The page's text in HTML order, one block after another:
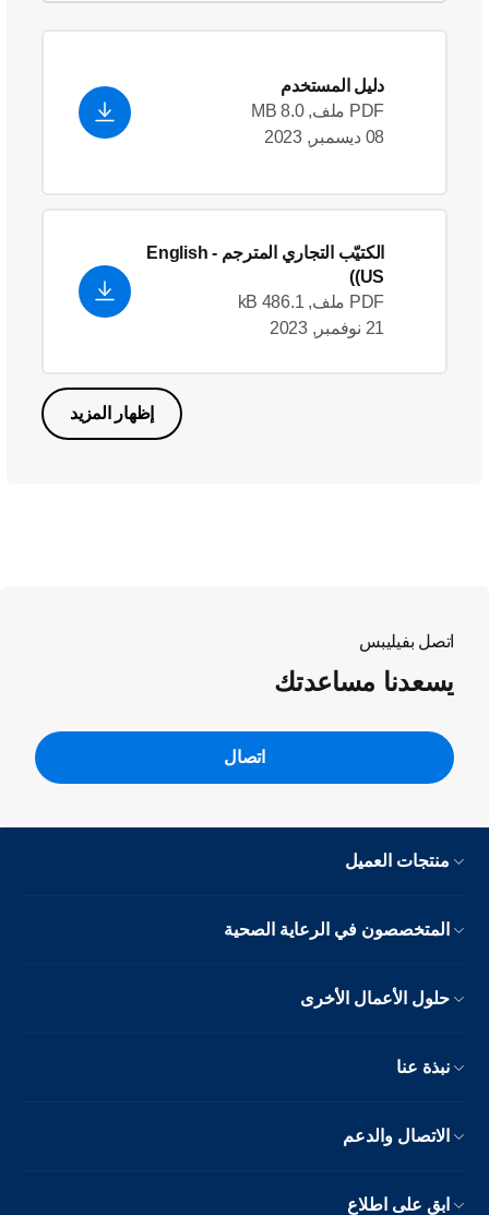
دليل المستخدم
PDF ملف, 8.0 MB
08 ديسمبر, 2023
الكتيّب التجاري المترجم
- English
(US)
PDF ملف, 486.1 kB
21 نوفمبر, 2023
إظهار المزيد
اتصل بفيليبس
يسعدنا مساعدتك
اتصال
منتجات العميل
المتخصصون في الرعاية الصحية
حلول الأعمال الأخرى
نبذة عنا
الاتصال والدعم
ابق على اطلاع